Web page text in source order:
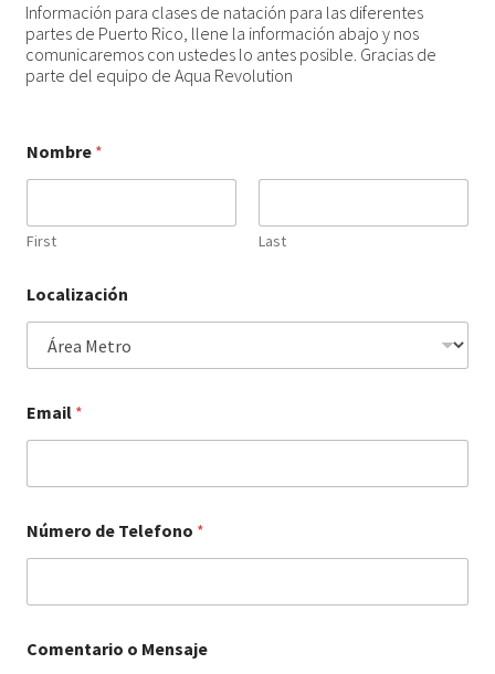
Contactanos ahora
child
Servicio al Cliente
Información para clases de natación para las diferentes
partes de Puerto Rico, llene la información abajo y nos
comunicaremos con ustedes lo antes posible. Gracias de
parte del equipo de Aqua Revolution
Nombre *
First Last
Localización
Email *
Número de Telefono *
Comentario o Mensaje